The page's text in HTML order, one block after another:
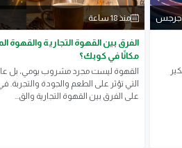
جرجس منذ 18 ساعة
الفرق بين القهوة التجارية
مكانًا في كوبك؟
القهوة ليست مجرد مشروب يومي، بل
التي تؤثر على الطعم والجودة
على الفرق بين القهوة التجارية والق...